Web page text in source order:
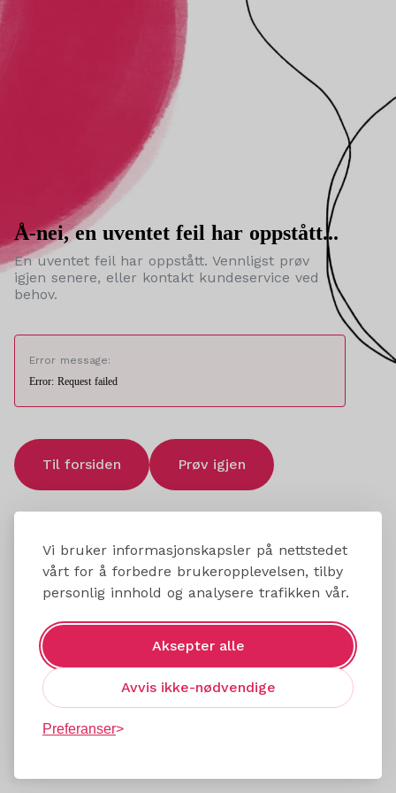
Vi bruker informasjonskapsler på nettstedet
vårt for å forbedre brukeropplevelsen, tilby
personlig innhold og analysere trafikken vår.
Aksepter alle
Avvis ikke-nødvendige
Preferanser
Å-nei, en uventet feil har oppstått...
En uventet feil har oppstått. Vennligst prøv
igjen senere, eller kontakt kundeservice ved
behov.
Error message:
Error: Request failed
Til forsiden Prøv igjen